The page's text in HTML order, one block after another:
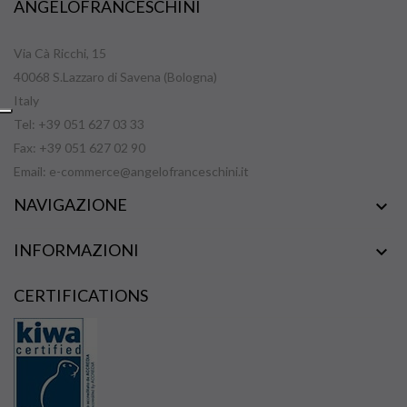
ANGELOFRANCESCHINI
Via Cà Ricchi, 15
40068 S.Lazzaro di Savena (Bologna)
Italy
Tel: +39 051 627 03 33
Fax: +39 051 627 02 90
Email: e-commerce@angelofranceschini.it
NAVIGAZIONE 
INFORMAZIONI 
CERTIFICATIONS